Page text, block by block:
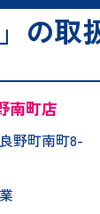
の
南町店
野町南町8-